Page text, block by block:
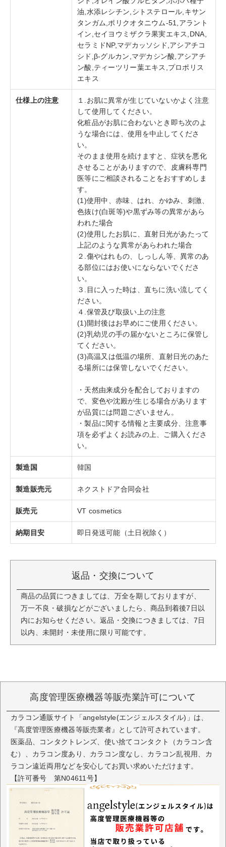
油,水添レシチン,シトステロール,キサン
タンガム,ポリクオタニウム-51,アラント
イン,セイヨウミザクラ果実エキス,DNA,
セラミドNP,マデカッソシド,アシアチコ
シド,β-グルカン,マデカシン酸,アシアチ
ン酸,ティーツリー葉エキス,プロポリス
エキス
仕様上の注意
１.お肌に異常が生じていないかよく注意
して使用してください。
化粧品がお肌に合わないとき即ち次のよ
うな場合には、使用を中止してくださ
い。
そのまま使用を続けますと、症状を悪化
させることがありますので、皮膚科専門
医等にご相談されることをおすすめしま
す。
(1)使用中、赤味、はれ、かゆみ、刺激、
色抜け(白斑等)や黒ずみ等の異常があら
われた場合
(2)使用したお肌に、直射日光があたって
上記のような異常があらわれた場合
２.傷やはれもの、しっしん等、異常のあ
る部位にはお使いにならないでくださ
い。
３.目に入った時は、直ちに洗い流してく
ださい。
４.保管及び取扱い上の注意
(1)開封後はお早めにご使用ください。
(2)乳幼児の手の届かないところに保管し
てください。
(3)高温又は低温の場所、直射日光のあた
る場所には保管しないでください。
・天然由来成分を配合しておりますの
で、変色や沈殿が生じる場合があります
が品質には問題ございません。
・製品に関する情報と主要成分、注意事
項を必ずよくお読みの上、ご購入くださ
い。
製造国 韓国
製造販売元 ネクストドア合同会社
販売元 VT cosmetics
納期目安 即日発送可能（土日祝除く）
返品・交換について
商品の品質につきましては、万全を期しておりますが、
万一不良・破損などがございましたら、商品到着後7日以
内にお知らせください。返品・交換につきましては、7日
以内、未開封・未使用に限り可能です。
高度管理医療機器等販売業許可について
カラコン通販サイト「angelstyle(エンジェルスタイル)」は、
『高度管理医療機器等販売業者』として許可されています。
医薬品、コンタクトレンズ、使い捨てコンタクト（カラコン含
む）、カラコン度あり、カラコン度なし、カラコン乱視用、カ
ラコン遠近両用などを安心してお買い求めいただけます。
【許可番号 第N04611号】